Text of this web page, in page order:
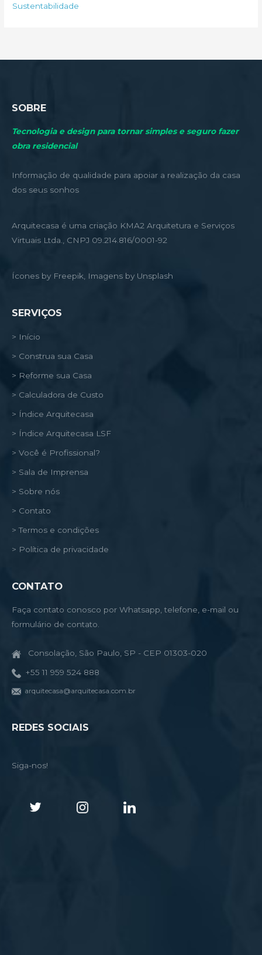
rSustentabilidade
SOBRE
Tecnologia e design para tornar simples e seguro fazer
obra residencial
Informação de qualidade para apoiar a realização da casa
dos seus sonhos
Arquitecasa é uma criação KMA2 Arquitetura e Serviços
Virtuais Ltda., CNPJ 09.214.816/0001-92
Ícones by Freepik, Imagens by Unsplash
SERVIÇOS
> Início
> Construa sua Casa
> Reforme sua Casa
> Calculadora de Custo
> Índice Arquitecasa
> Índice Arquitecasa LSF
> Você é Profissional?
> Sala de Imprensa
> Sobre nós
> Contato
> Termos e condições
> Política de privacidade
CONTATO
Faça contato conosco por Whatsapp, telefone, e-mail ou
formulário de contato.
Consolação, São Paulo, SP - CEP 01303-020
+55 11 959 524 888
arquitecasa@arquitecasa.com.br
REDES SOCIAIS
Siga-nos!